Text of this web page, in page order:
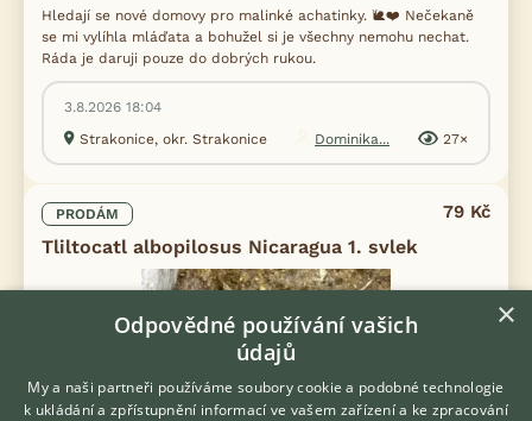
Hledají se nové domovy pro malinké achatinky. 🐌❤️ Nečekaně
se mi vylíhla mláďata a bohužel si je všechny nemohu nechat.
Ráda je daruji pouze do dobrých rukou.
3.8.2026 18:04
Strakonice, okr. Strakonice
Dominika... 27×
PRODÁM
Tliltocatl albopilosus Nicaragua 1. svlek
79 Kč
×
Odpovědné používání vašich
údajů
My a naši partneři používáme soubory cookie a podobné technologie
k ukládání a zpřístupnění informací ve vašem zařízení a ke zpracování